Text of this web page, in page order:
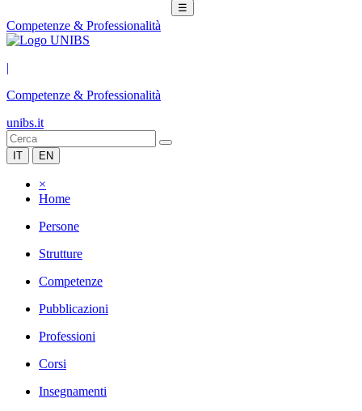
☰
Competenze & Professionalità
|
Competenze & Professionalità
unibs.it
IT EN
×
Home
Persone
Strutture
Competenze
Pubblicazioni
Professioni
Corsi
Insegnamenti